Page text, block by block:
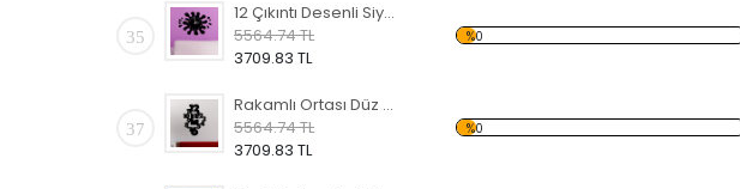
35
12 Çıkıntı Desenli Siyah Dekoratif Duvar Saati
5564.74 TL
3709.83 TL
%0
37
Rakamlı Ortası Düz Siyah Dekoratif Duvar Saati
5564.74 TL
3709.83 TL
%0